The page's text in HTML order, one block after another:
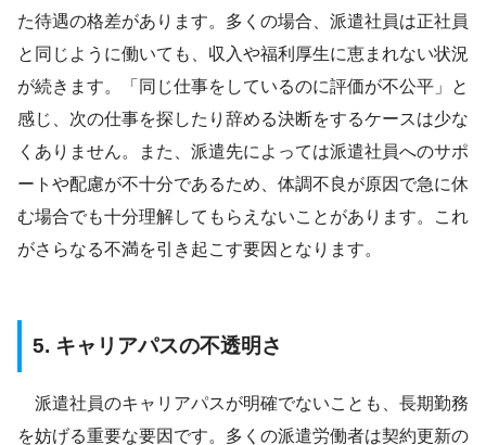
た待遇の格差があります。多くの場合、派遣社員は正社員
と同じように働いても、収入や福利厚生に恵まれない状況
が続きます。「同じ仕事をしているのに評価が不公平」と
感じ、次の仕事を探したり辞める決断をするケースは少な
くありません。また、派遣先によっては派遣社員へのサポ
ートや配慮が不十分であるため、体調不良が原因で急に休
む場合でも十分理解してもらえないことがあります。これ
がさらなる不満を引き起こす要因となります。
5. キャリアパスの不透明さ
派遣社員のキャリアパスが明確でないことも、長期勤務
を妨げる重要な要因です。多くの派遣労働者は契約更新の